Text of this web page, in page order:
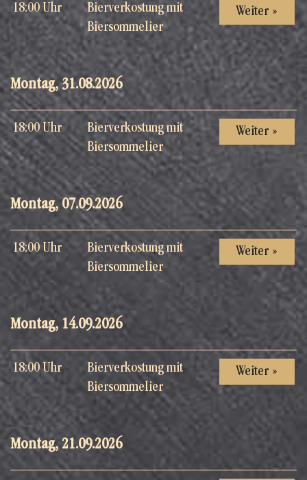
18:00 Uhr
Bierverkostung mit
Biersommelier
Weiter »
Montag, 31.08.2026
18:00 Uhr
Bierverkostung mit
Biersommelier
Weiter »
Montag, 07.09.2026
18:00 Uhr
Bierverkostung mit
Biersommelier
Weiter »
Montag, 14.09.2026
18:00 Uhr
Bierverkostung mit
Biersommelier
Weiter »
Montag, 21.09.2026